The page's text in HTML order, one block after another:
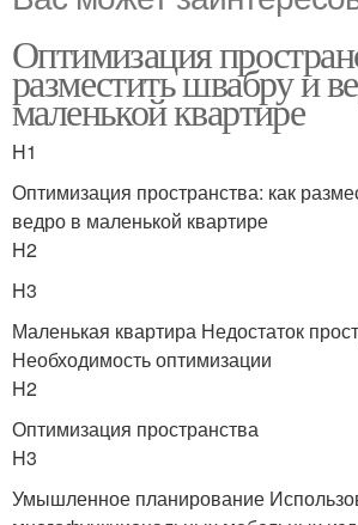
Оптимизация
разместить швабру и
маленькой квартире
H1
Оптимизация пространства: как
ведро в маленькой квартире
H2
H3
Маленькая квартира Недостаток
Необходимость оптимизации
H2
Оптимизация пространства
H3
Умышленное планирование